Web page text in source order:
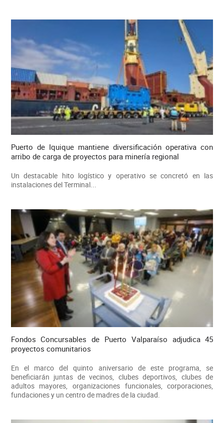
Puerto de Iquique mantiene diversificación operativa con
arribo de carga de proyectos para minería regional
Un destacable hito logístico y operativo se concretó en las
instalaciones del Terminal...
Fondos Concursables de Puerto Valparaíso adjudica 45
proyectos comunitarios
En el marco del quinto aniversario de este programa, se
beneficiarán juntas de vecinos, clubes deportivos, clubes de
adultos mayores, organizaciones funcionales, corporaciones,
fundaciones y un centro de madres de la ciudad.